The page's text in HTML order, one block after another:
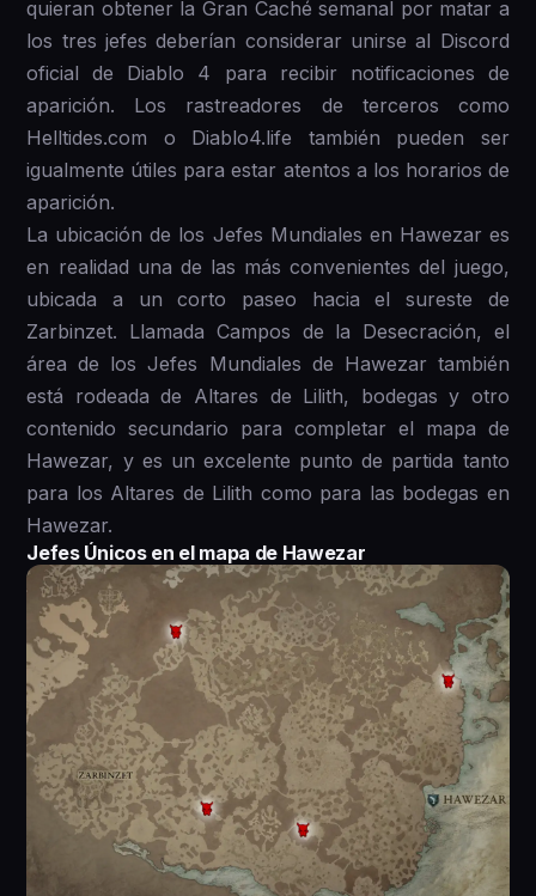
quieran obtener la Gran Caché semanal por matar a
los tres jefes deberían considerar unirse al Discord
oficial de Diablo 4 para recibir notificaciones de
aparición. Los rastreadores de terceros como
Helltides.com o Diablo4.life también pueden ser
igualmente útiles para estar atentos a los horarios de
aparición.
La ubicación de los Jefes Mundiales en Hawezar es
en realidad una de las más convenientes del juego,
ubicada a un corto paseo hacia el sureste de
Zarbinzet. Llamada Campos de la Desecración, el
área de los Jefes Mundiales de Hawezar también
está rodeada de Altares de Lilith, bodegas y otro
contenido secundario para completar el mapa de
Hawezar, y es un excelente punto de partida tanto
para los Altares de Lilith como para las bodegas en
Hawezar.
Jefes Únicos en el mapa de Hawezar